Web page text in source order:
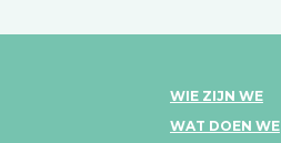
WIE ZIJN WE
WAT DOEN WE